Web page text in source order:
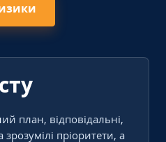
план, відповідальні,
зрозумілі пріоритети, а